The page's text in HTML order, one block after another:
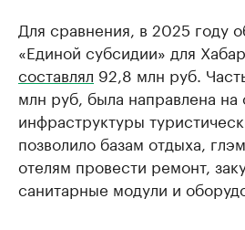
Для сравнения, в 2025 году
«Единой субсидии» для
составлял 92,8 млн руб.
млн руб, была направлена на
инфраструктуры
позволило базам отдыха,
отелям провести ремонт,
санитарные модули и